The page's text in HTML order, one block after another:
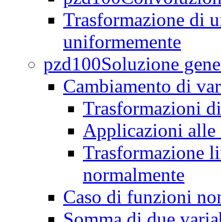
Trasformazione di
uniformemente
pzd100Soluzione
Cambiamento di
Trasformazioni
Applicazioni
Trasformazione
normalmente
Caso di funzioni